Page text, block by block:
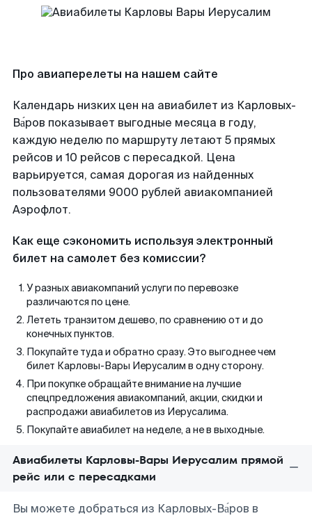
Про авиаперелеты на нашем сайте
Календарь низких цен на авиабилет из Карловых-
Ва́ров показывает выгодные месяца в году,
каждую неделю по маршруту летают 5 прямых
рейсов и 10 рейсов с пересадкой. Цена
варьируется, самая дорогая из найденных
пользователями 9000 рублей авиакомпанией
Аэрофлот.
Как еще сэкономить используя электронный
билет на самолет без комиссии?
У разных авиакомпаний услуги по перевозке
различаются по цене.
Лететь транзитом дешево, по сравнению от и до
конечных пунктов.
Покупайте туда и обратно сразу. Это выгоднее чем
билет Карловы-Вары Иерусалим в одну сторону.
При покупке обращайте внимание на лучшие
спецпредложения авиакомпаний, акции, скидки и
распродажи авиабилетов из Иерусалима.
Покупайте авиабилет на неделе, а не в выходные.
Авиабилеты Карловы-Вары Иерусалим прямой
рейс или с пересадками
Вы можете добраться из Карловых-Ва́ров в